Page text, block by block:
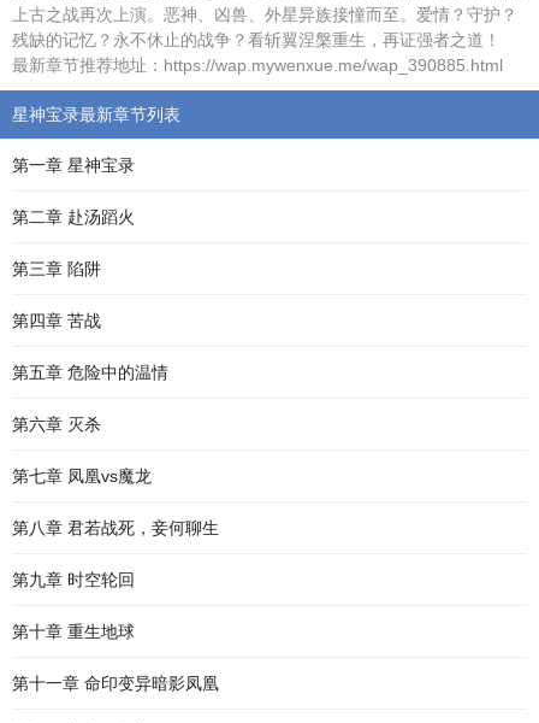
上古之战再次上演。恶神、凶兽、外星异族接憧而至。爱情？守护？
残缺的记忆？永不休止的战争？看斩翼涅槃重生，再证强者之道！
最新章节推荐地址：https://wap.mywenxue.me/wap_390885.html
星神宝录最新章节列表
第一章 星神宝录
第二章 赴汤蹈火
第三章 陷阱
第四章 苦战
第五章 危险中的温情
第六章 灭杀
第七章 凤凰vs魔龙
第八章 君若战死，妾何聊生
第九章 时空轮回
第十章 重生地球
第十一章 命印变异暗影凤凰